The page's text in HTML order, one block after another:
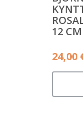
12 CM
24,00